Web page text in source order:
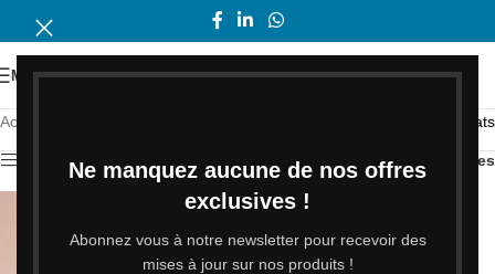
Ne manquez aucune de nos offres
exclusives !
Abonnez vous à notre newsletter pour recevoir des
mises à jour sur nos produits !
MENU
Accueil Affichage de 1–12 sur 411 résultats
Afficher les filtres Filtres